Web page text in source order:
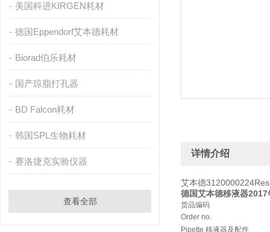
美国科进KIRGEN耗材
德国Eppendorf艾本德耗材
Biorad伯乐耗材
国产琼脂打孔器
BD Falcon耗材
韩国SPL生物耗材
赛洛捷克实验仪器
查看全部
详情介绍
艾本德
德国艾本德移液器2017
货品编码
Order no.
Pipette 移液器及配件